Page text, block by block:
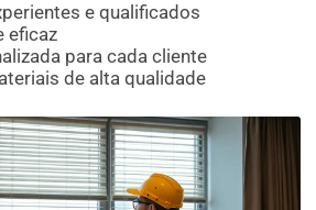
e qualificados
eficaz
para cada cliente
de alta qualidade